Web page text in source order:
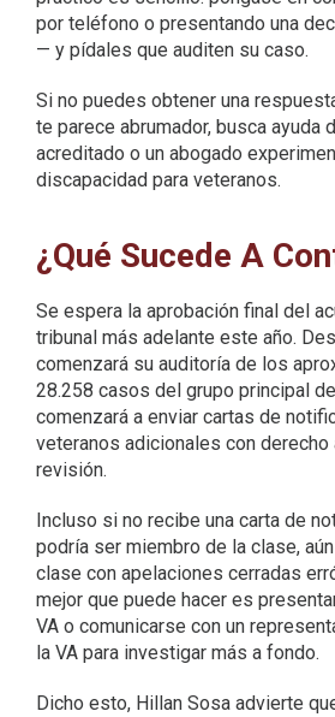
por teléfono o presentando una
— y pídales que auditen su caso.
Si no puedes obtener una
te parece abrumador, busca ayuda
acreditado o un abogado
discapacidad para veteranos.
¿Qué Sucede A
Se espera la aprobación final del
tribunal más adelante este año.
comenzará su auditoría de los
28.258 casos del grupo principal
comenzará a enviar cartas de
veteranos adicionales con derecho
revisión.
Incluso si no recibe una carta de
podría ser miembro de la clase,
clase con apelaciones cerradas
mejor que puede hacer es
VA o comunicarse con un
la VA para investigar más a fondo.
Dicho esto, Hillan Sosa advierte